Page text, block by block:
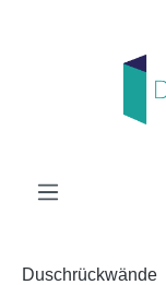
Duschrückwände